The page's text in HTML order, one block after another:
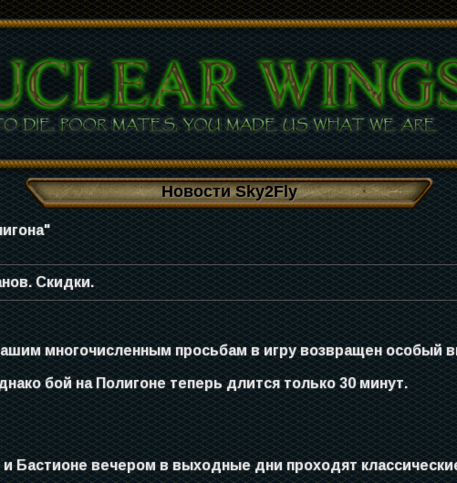
Новости Sky2Fly
Скидки.
многочисленным просьбам в игру возвращен особый
бой на Полигоне теперь длится только 30 минут.
вечером в выходные дни проходят